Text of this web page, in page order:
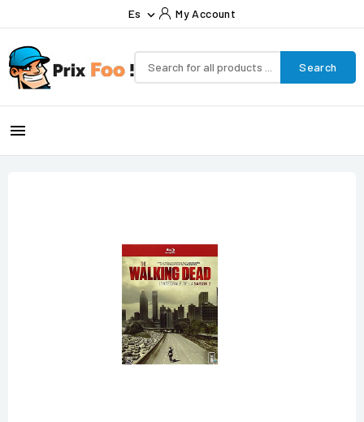
Es  My Account
Search
